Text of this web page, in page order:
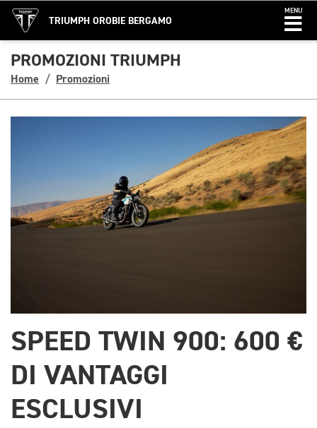
TRIUMPH OROBIE BERGAMO
MENU
PROMOZIONI TRIUMPH
Home Promozioni
SPEED TWIN 900: 600 €
DI VANTAGGI
ESCLUSIVI